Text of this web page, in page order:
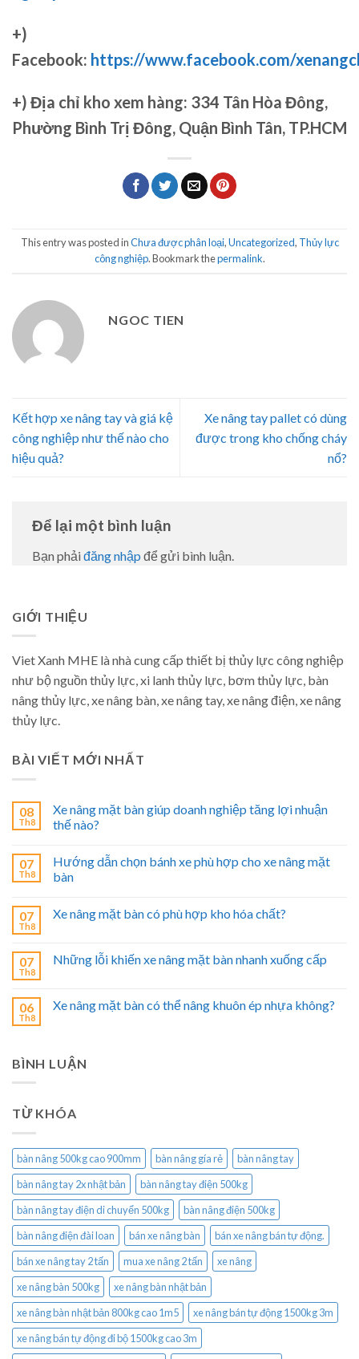
+)
Facebook: https://www.facebook.com/
+) Địa chỉ kho xem hàng: 334 Tân Hòa Đông,
Phường Bình Trị Đông, Quận Bình Tân, TP.HCM
This entry was posted inChưa được phân loại,Uncategorized, Thủy lực
công nghiệp. Bookmark thepermalink.
NGOC TIEN
Kết hợp xe nâng tay và giá kệ
công nghiệp như thế nào cho
hiệu quả?
Xe nâng tay pallet có dùng
được trong kho chống cháy
nổ?
Để lại một bình luận
Bạn phải đăng nhập để gửi bình luận.
GIỚI THIỆU
Viet Xanh MHE là nhà cung cấp thiết bị thủy lực công nghiệp
như bộ nguồn thủy lực, xi lanh thủy lực, bơm thủy lực, bàn
nâng thủy lực, xe nâng bàn, xe nâng tay, xe nâng điện, xe nâng
thủy lực.
BÀI VIẾT MỚI NHẤT
08
Th8
Xe nâng mặt bàn giúp doanh nghiệp tăng lợi nhuận
thế nào?
07
Th8
Hướng dẫn chọn bánh xe phù hợp cho xe nâng mặt
bàn
07
Th8
Xe nâng mặt bàn có phù hợp kho hóa chất?
07
Th8
Những lỗi khiến xe nâng mặt bàn nhanh xuống cấp
06
Th8
Xe nâng mặt bàn có thể nâng khuôn ép nhựa không?
BÌNH LUẬN
TỪ KHÓA
bàn nâng 500kg cao 900mm bàn nâng gía rẻ
bàn nâng tay
bàn nâng tay 2x nhật bản
bàn nâng tay điện 500kg
bàn nâng tay điện di chuyển 500kg
bàn nâng điện 500kg
bàn nâng điện đài loan
bán xe nâng bàn
bán xe nâng bán tự động.
bán xe nâng tay 2 tấn
mua xe nâng 2 tấn
xe nâng
xe nâng bàn 500kg
xe nâng bàn nhật bản
xe nâng bàn nhật bản 800kg cao 1m5
xe nâng bán tự động 1500kg 3m
xe nâng bán tự động đi bộ 1500kg cao 3m